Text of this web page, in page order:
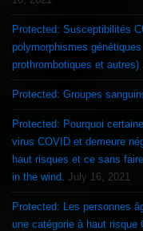
Protected: Susceptibilités
polymorphismes
prothrombotiques et autres)
Protected: Groupes
Protected: Pourquoi
virus COVID et demeure
haut risques et ce sans
in the wind. July 16, 2021
Protected: Les personnes
une catégorie à haut risque